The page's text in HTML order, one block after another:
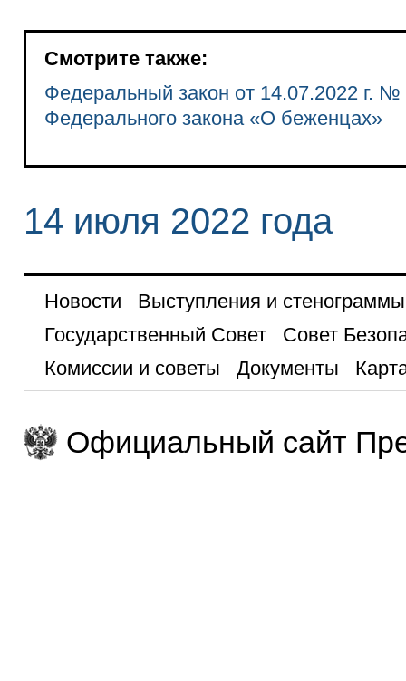
Смотрите также:
Федеральный закон от 14.07.2022 г.
Федерального закона «О беженцах»
14 июля 2022 года
Новости
Выступления и стенограммы
Государственный Совет
Совет
Комиссии и советы
Документы
Официальный сайт